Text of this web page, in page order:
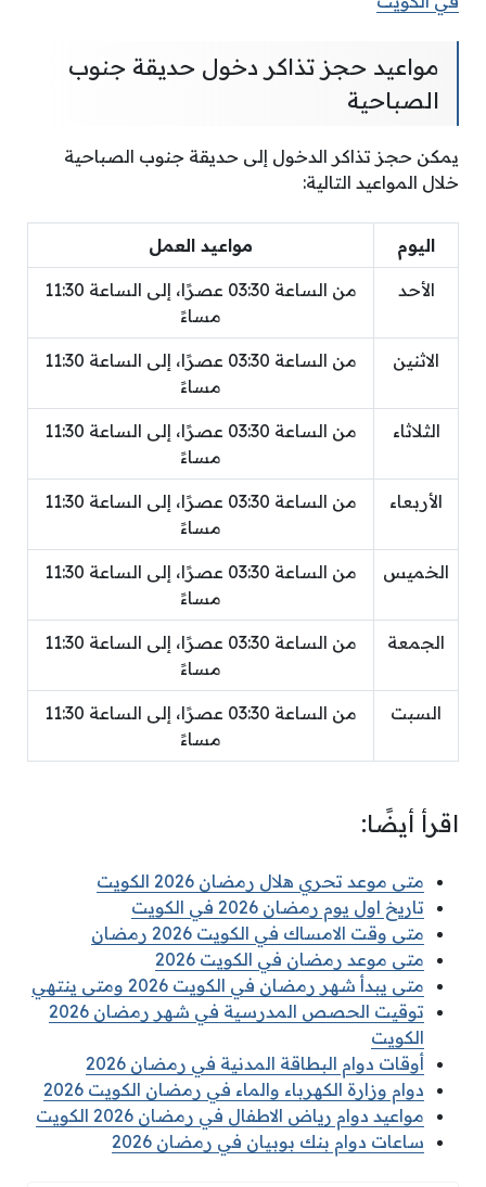
مواعيد حجز تذاكر دخول حديقة جنوب
الصباحية
يمكن حجز تذاكر الدخول إلى حديقة جنوب الصباحية
خلال المواعيد التالية:
اليوم مواعيد العمل
الأحد
من الساعة 03:30 عصرًا، إلى الساعة 11:30
مساءً
الاثنين
من الساعة 03:30 عصرًا، إلى الساعة 11:30
مساءً
الثلاثاء
من الساعة 03:30 عصرًا، إلى الساعة 11:30
مساءً
الأربعاء
من الساعة 03:30 عصرًا، إلى الساعة 11:30
مساءً
الخميس
من الساعة 03:30 عصرًا، إلى الساعة 11:30
مساءً
الجمعة
من الساعة 03:30 عصرًا، إلى الساعة 11:30
مساءً
السبت
من الساعة 03:30 عصرًا، إلى الساعة 11:30
مساءً
اقرأ أيضًا:
متى موعد تحري هلال رمضان 2026 الكويت
تاريخ اول يوم رمضان 2026 في الكويت
متى وقت الامساك في الكويت 2026 رمضان
متى موعد رمضان في الكويت 2026
متى يبدأ شهر رمضان في الكويت 2026 ومتى ينتهي
توقيت الحصص المدرسية في شهر رمضان 2026
الكويت
أوقات دوام البطاقة المدنية في رمضان 2026
دوام وزارة الكهرباء والماء في رمضان الكويت 2026
مواعيد دوام رياض الاطفال في رمضان 2026 الكويت
ساعات دوام بنك بوبيان في رمضان 2026